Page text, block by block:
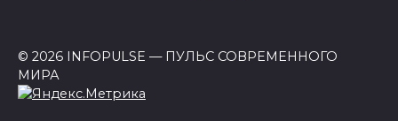
© 2026 INFOPULSE — ПУЛЬС СОВРЕМЕННОГО
МИРА